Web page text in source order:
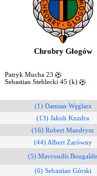
Chrobry Głogów
Patryk Mucha 23
Sebastian Steblecki 45 (k)
(1) Damian Węglarz
(13) Jakub Kuzdra
(16) Robert Mandrysz
(44) Albert Zarówny
(5) Mavroudís
(6) Sebastian Górski